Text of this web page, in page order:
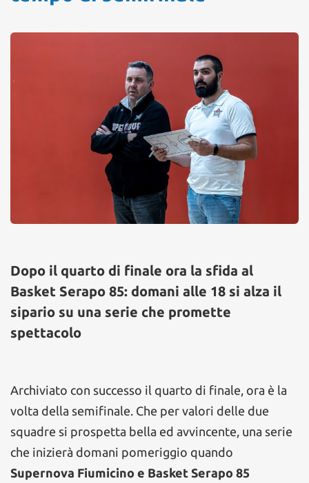
Dopo il quarto di finale ora la sfida al
Basket Serapo 85: domani alle 18 si alza il
sipario su una serie che promette
spettacolo
Archiviato con successo il quarto di finale, ora è la
volta della semifinale. Che per valori delle due
squadre si prospetta bella ed avvincente, una serie
che inizierà domani pomeriggio quando
Supernova Fiumicino e Basket Serapo 85